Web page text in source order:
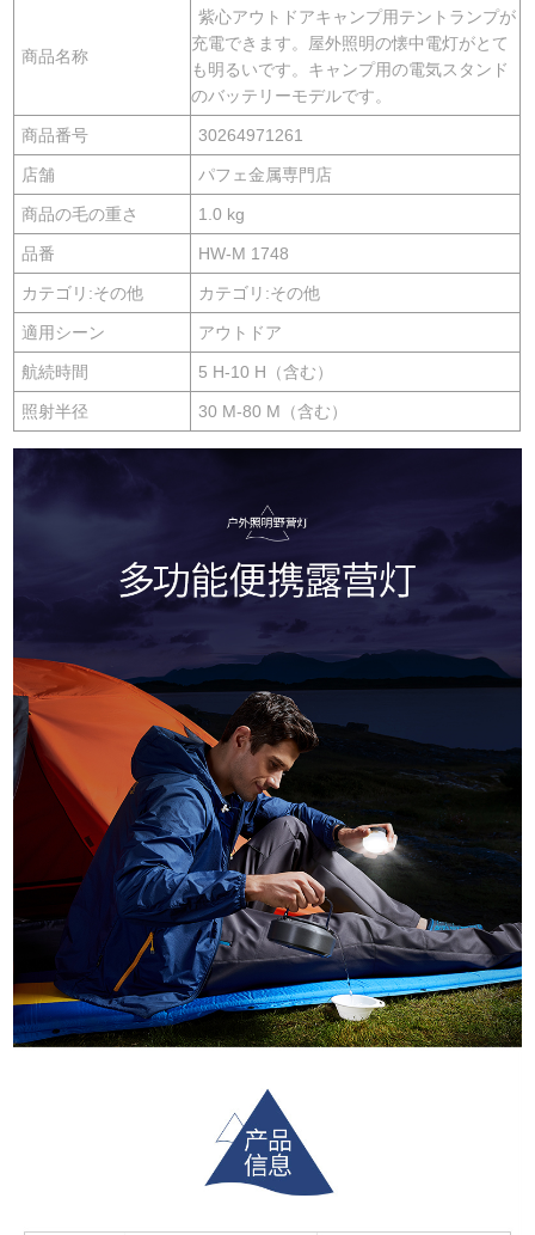
商品名称
紫心アウトドアキャンプ用テントランプが
充電できます。屋外照明の懐中電灯がとて
も明るいです。キャンプ用の電気スタンド
のバッテリーモデルです。
商品番号 30264971261
店舗 パフェ金属専門店
商品の毛の重さ 1.0 kg
品番 HW-M 1748
カテゴリ:その他 カテゴリ:その他
適用シーン アウトドア
航続時間 5 H-10 H（含む）
照射半径 30 M-80 M（含む）